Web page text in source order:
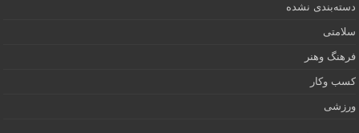
دسته‌بندی نشده
سلامتی
فرهنگ وهنر
کسب وکار
ورزشی